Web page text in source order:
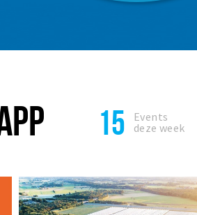
15
Events
deze week